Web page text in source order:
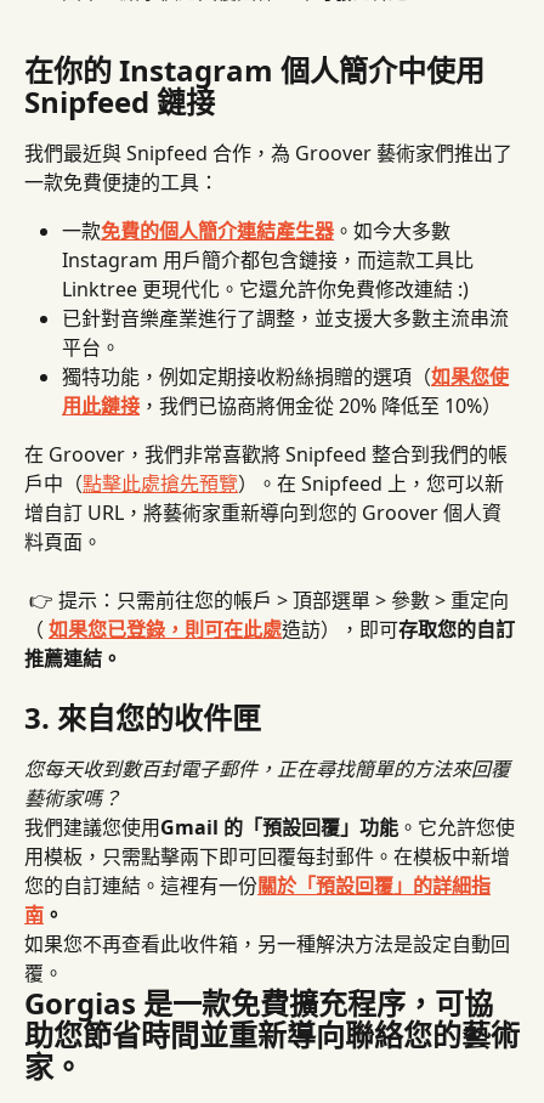
在你的 Instagram 個人簡介中使用
Snipfeed 鏈接
我們最近與 Snipfeed 合作，為 Groover 藝術家們推出了
一款免費便捷的工具：
一款免費的個人簡介連結產生器 。如今大多數
Instagram 用戶簡介都包含鏈接，而這款工具比
Linktree 更現代化。它還允許你免費修改連結 :)
已針對音樂產業進行了調整，並支援大多數主流串流
平台。
獨特功能，例如定期接收粉絲捐贈的選項（如果您使
用此鏈接 ，我們已協商將佣金從 20% 降低至 10%）
在 Groover，我們非常喜歡將 Snipfeed 整合到我們的帳
戶中（點擊此處搶先預覽）。在 Snipfeed 上，您可以新
增自訂 URL，將藝術家重新導向到您的 Groover 個人資
料頁面。
（ 如果您已登錄，則可在此處造訪），即可存取您的自訂
推薦連結。
3. 來自您的收件匣
您每天收到數百封電子郵件，正在尋找簡單的方法來回覆
藝術家嗎？
我們建議您使用Gmail 的「預設回覆」功能 。它允許您使
用模板，只需點擊兩下即可回覆每封郵件。在模板中新增
您的自訂連結。這裡有一份關於「預設回覆」的詳細指
南 。
如果您不再查看此收件箱，另一種解決方法是設定自動回
覆。
Gorgias 是一款免費擴充程序，可協
助您節省時間並重新導向聯絡您的藝術
家。